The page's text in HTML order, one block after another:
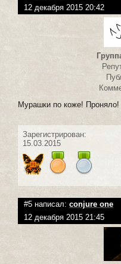
12 декабря 2015 20:42
Мурашки по коже! Проняло!
Зарегистрирован:
15.03.2015
#5 написал: conjure one
12 декабря 2015 21:45